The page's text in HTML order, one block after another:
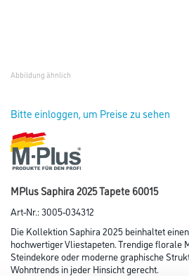
Abbildung ähnlich
Bitte einloggen, um Preise zu sehen
MPlus Saphira 2025 Tapete 60015
Art-Nr.:3005-034312
Die Kollektion Saphira 2025 beinhaltet
hochwertiger Vliestapeten. Trendige florale
Steindekore oder moderne graphische
Wohntrends in jeder Hinsicht gerecht.